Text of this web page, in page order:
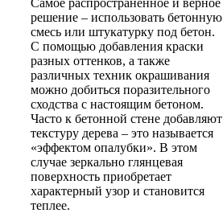
решение – использовать бетонную
смесь или штукатурку под бетон.
С помощью добавления краски
разных оттенков, а также
различных техник окрашивания
можно добиться поразительного
сходства с настоящим бетоном.
Часто к бетонной стене добавляют
текстуру дерева – это называется
«эффектом опалубки». В этом
случае зеркально глянцевая
поверхность приобретает
характерный узор и становится
теплее.